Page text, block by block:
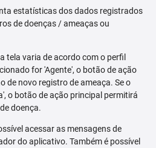
estatísticas dos dados registrados
de doenças / ameaças ou
tela varia de acordo com o perfil
for 'Agente', o botão de ação
de novo registro de ameaça. Se o
o botão de ação principal permitirá
doença.
acessar as mensagens de
do aplicativo. Também é possível